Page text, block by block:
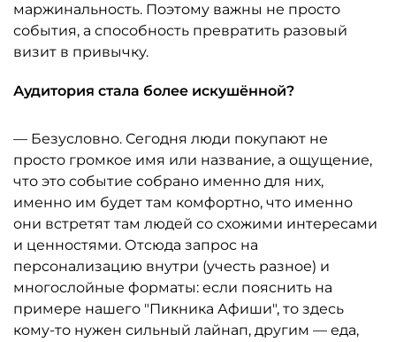
маржинальность. Поэтому важны не просто
события, а способность превратить разовый
визит в привычку.
Аудитория стала более искушённой?
— Безусловно. Сегодня люди покупают не
просто громкое имя или название, а ощущение,
что это событие собрано именно для них,
именно им будет там комфортно, что именно
они встретят там людей со схожими интересами
и ценностями. Отсюда запрос на
персонализацию внутри (учесть разное) и
многослойные форматы: если пояснить на
примере нашего "Пикника Афиши", то здесь
кому-то нужен сильный лайнап, другим — еда,